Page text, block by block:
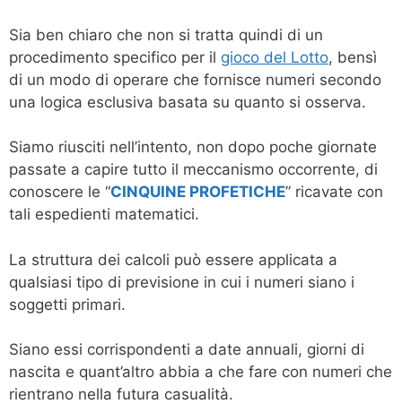
Sia ben chiaro che non si tratta quindi di un
procedimento specifico per il gioco del Lotto, bensì
di un modo di operare che fornisce numeri secondo
una logica esclusiva basata su quanto si osserva.
Siamo riusciti nell’intento, non dopo poche giornate
passate a capire tutto il meccanismo occorrente, di
conoscere le “CINQUINE PROFETICHE” ricavate con
tali espedienti matematici.
La struttura dei calcoli può essere applicata a
qualsiasi tipo di previsione in cui i numeri siano i
soggetti primari.
Siano essi corrispondenti a date annuali, giorni di
nascita e quant’altro abbia a che fare con numeri che
rientrano nella futura casualità.